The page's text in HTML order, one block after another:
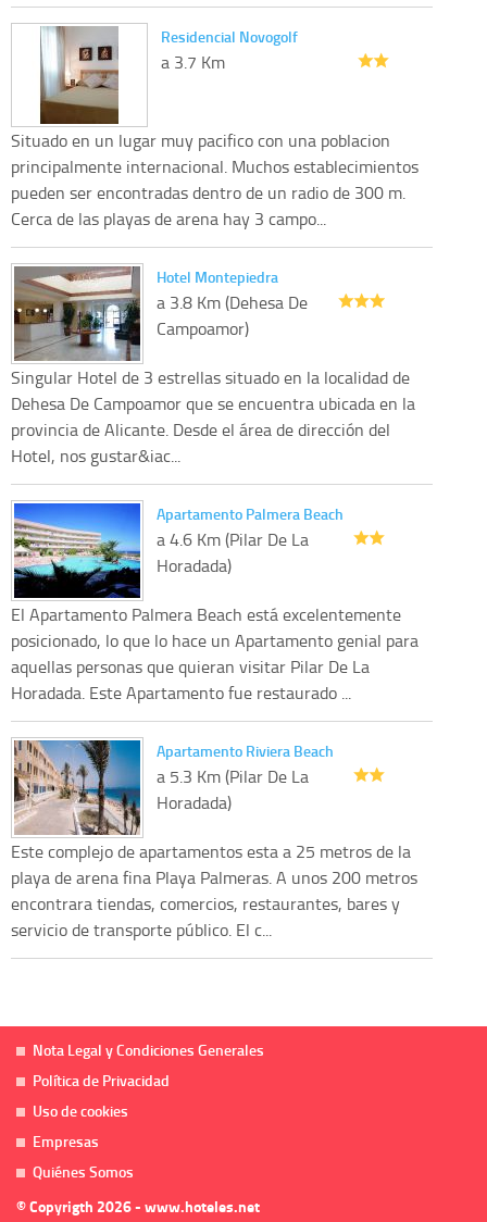
Residencial Novogolf
a 3.7 Km
Situado en un lugar muy pacifico con una poblacion
principalmente internacional. Muchos establecimientos
pueden ser encontradas dentro de un radio de 300 m.
Cerca de las playas de arena hay 3 campo...
Hotel Montepiedra
a 3.8 Km (Dehesa De
Campoamor)
Singular Hotel de 3 estrellas situado en la localidad de
Dehesa De Campoamor que se encuentra ubicada en la
provincia de Alicante. Desde el área de dirección del
Hotel, nos gustar&iac...
Apartamento Palmera Beach
a 4.6 Km (Pilar De La
Horadada)
El Apartamento Palmera Beach está excelentemente
posicionado, lo que lo hace un Apartamento genial para
aquellas personas que quieran visitar Pilar De La
Horadada. Este Apartamento fue restaurado ...
Apartamento Riviera Beach
a 5.3 Km (Pilar De La
Horadada)
Este complejo de apartamentos esta a 25 metros de la
playa de arena fina Playa Palmeras. A unos 200 metros
encontrara tiendas, comercios, restaurantes, bares y
servicio de transporte público. El c...
Nota Legal y Condiciones Generales
Política de Privacidad
Uso de cookies
Empresas
Quiénes Somos
© Copyrigth 2026 - www.hoteles.net